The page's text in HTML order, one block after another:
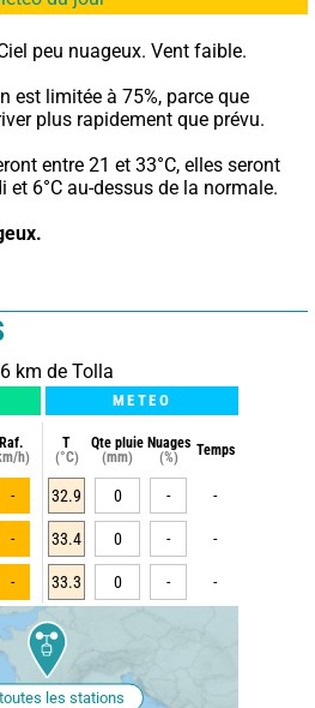
peu nuageux. Vent faible.
est limitée à 75%, parce que
plus rapidement que prévu.
entre 21 et 33°C, elles seront
6°C au-dessus de la normale.
km de Tolla
METEO
Raf.
h)
T
(°C)
Qte pluie
(mm)
Nuages
(%)
Temps
- 32.9 0 - -
- 33.4 0 - -
- 33.3 0 - -
les stations